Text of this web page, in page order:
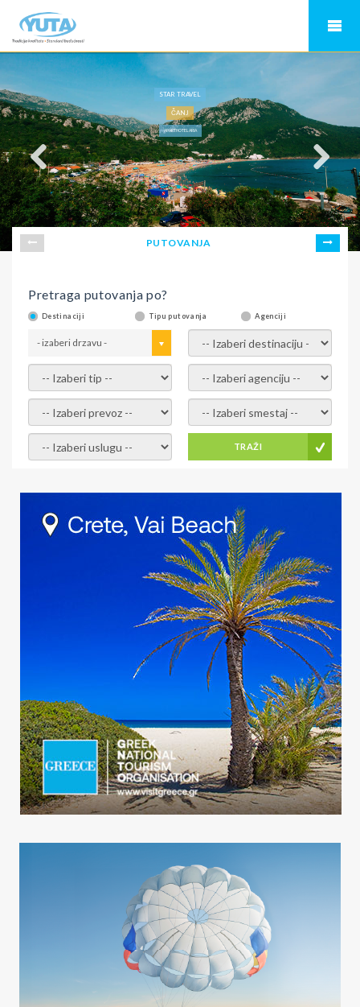
STAR TRAVEL
ČANJ
APARTHOTEL ARIA
PUTOVANJA
Pretraga putovanja po?
Destinaciji Tipu putovanja Agenciji
- izaberi drzavu - - izaberi destinaciju -
- izaberi tip - - izaberi agenciju -
- izaberi prevoz - - Izaberite smestaj -
- Izaberite uslugu - TRAŽI